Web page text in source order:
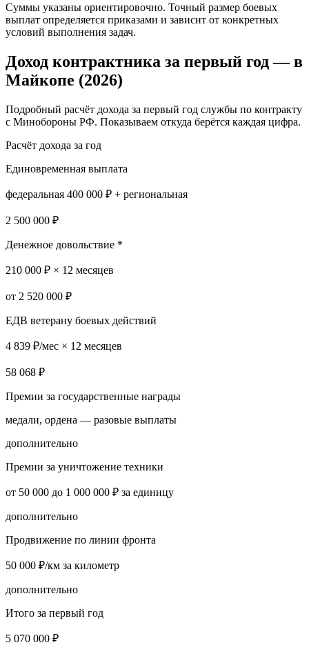
Суммы указаны ориентировочно. Точный размер боевых
выплат определяется приказами и зависит от конкретных
условий выполнения задач.
Доход контрактника за первый год —в
Майкопе (2026)
Подробный расчёт дохода за первый год службы по контракту
с Минобороны РФ. Показываем откуда берётся каждая цифра.
Расчёт дохода за год
Единовременная выплата
федеральная 400 000 ₽ + региональная
2 500 000 ₽
Денежное довольствие *
210 000 ₽ × 12 месяцев
от 2 520 000 ₽
ЕДВ ветерану боевых действий
4 839 ₽/мес × 12 месяцев
58 068 ₽
Премии за государственные награды
медали, ордена — разовые выплаты
дополнительно
Премии за уничтожение техники
от 50 000 до 1 000 000 ₽ за единицу
дополнительно
Продвижение по линии фронта
50 000 ₽/км за километр
дополнительно
Итого за первый год
5 070 000 ₽